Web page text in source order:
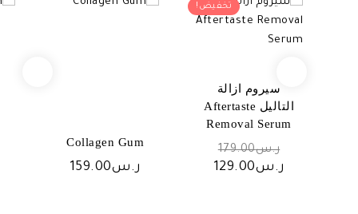
تخفيض!
سيروم ازالة
التاليل Aftertaste
Removal Serum
ر.س179.00السعر
الأصلي
ر.س129.00
Collagen Gum
ر.س159.00